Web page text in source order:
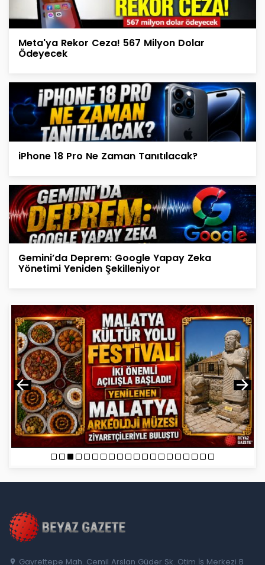
Meta'ya Rekor Ceza! 567 Milyon Dolar
Ödeyecek
iPhone 18 Pro Ne Zaman Tanıtılacak?
Gemini’da Deprem: Google Yapay Zeka
Yönetimi Yeniden Şekilleniyor
Gayrettepe Mah. Cemil Arslan Güder Sk. Otim İş Merkezi B